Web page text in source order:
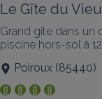
Le Gîte du
Grand gîte dans un
piscine hors-sol à
Poiroux (85440)